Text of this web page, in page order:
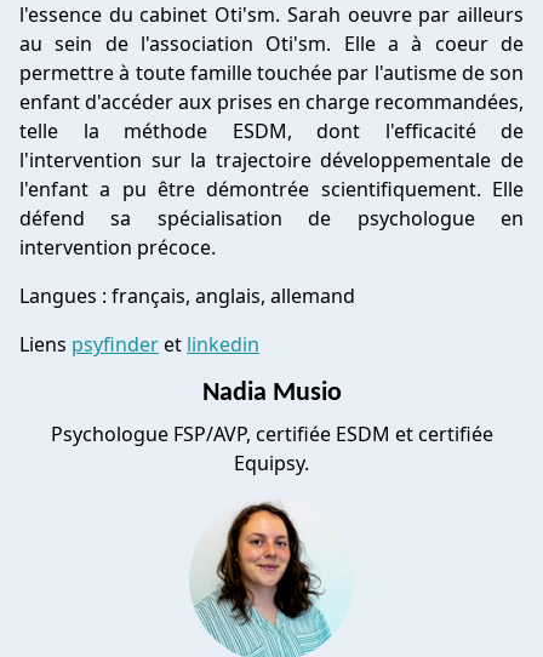
l'essence du cabinet Oti'sm. Sarah oeuvre par ailleurs
au sein de l'association Oti'sm. Elle a à coeur de
permettre à toute famille touchée par l'autisme de son
enfant d'accéder aux prises en charge recommandées,
telle la méthode ESDM, dont l'efficacité de
l'intervention sur la trajectoire développementale de
l'enfant a pu être démontrée scientifiquement. Elle
défend sa spécialisation de psychologue en
intervention précoce.
Langues : français, anglais, allemand
Liens psyfinderet linkedin
Nadia Musio
Psychologue FSP/AVP, certifiée ESDM et certifiée
Equipsy.